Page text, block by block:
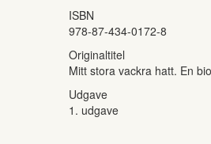
ISBN
978-87-434-0172-8
Originaltitel
Mitt stora vackra hatt. En
Udgave
1. udgave